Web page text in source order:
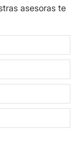
asesoras te